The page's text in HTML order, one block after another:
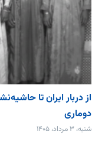
از دربار ایران تا
دوماری
شنبه، ۳ مرداد، ۱۴۰۵